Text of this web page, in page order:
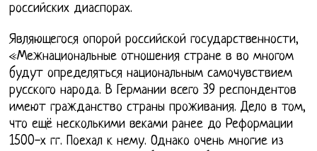
российских диаспорах.
Являющегося опорой российской государственности,
«Межнациональные отношения стране в во многом
будут определяться национальным самочувствием
русского народа. В Германии всего 39 респондентов
имеют гражданство страны проживания. Дело в том,
что ещё несколькими веками ранее до Реформации
1500-х гг. Поехал к нему. Однако очень многие из